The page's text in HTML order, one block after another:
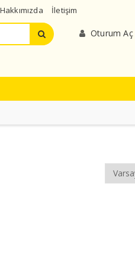
Hakkımızda İletişim
Oturum Aç